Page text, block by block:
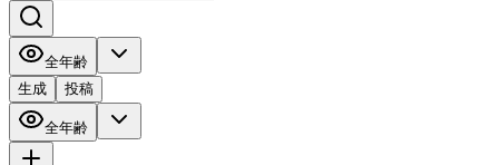
全年齢
生成
投稿
全年齢